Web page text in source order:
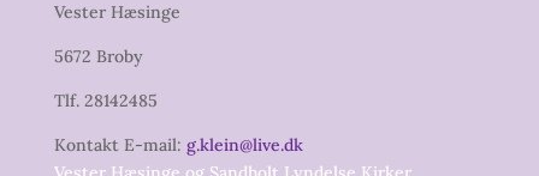
Vester Hæsinge
5672 Broby
Tlf. 28142485
Kontakt E-mail: g.klein@live.dk